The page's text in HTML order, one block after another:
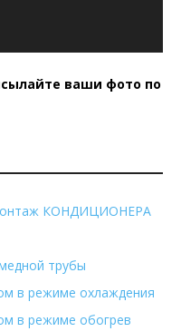
ваши фото по
КОНДИЦИОНЕРА
трубы
в режиме охлаждения
в режиме обогрев